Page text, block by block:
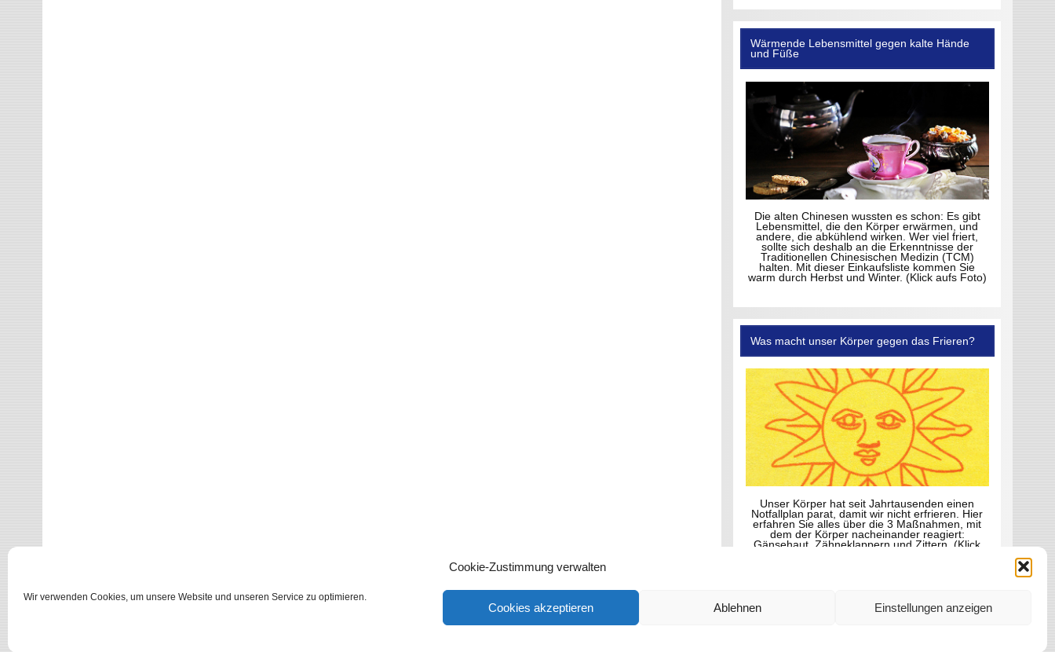
Cookie-Zustimmung verwalten
Wir verwenden Cookies, um unsere Website und unseren Service zu optimieren.
Cookies akzeptieren Ablehnen Einstellungen anzeigen
Wärmende Lebensmittel gegen kalte Hände
und Füße
Die alten Chinesen wussten es schon: Es gibt
Lebensmittel, die den Körper erwärmen, und
andere, die abkühlend wirken. Wer viel friert,
sollte sich deshalb an die Erkenntnisse der
Traditionellen Chinesischen Medizin (TCM)
halten. Mit dieser Einkaufsliste kommen Sie
warm durch Herbst und Winter. (Klick aufs Foto)
Was macht unser Körper gegen das Frieren?
Unser Körper hat seit Jahrtausenden einen
Notfallplan parat, damit wir nicht erfrieren. Hier
erfahren Sie alles über die 3 Maßnahmen, mit
dem der Körper nacheinander reagiert:
Gänsehaut, Zähneklappern und Zittern. (Klick